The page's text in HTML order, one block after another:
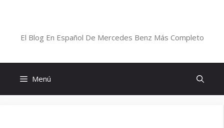
El Blog En Español De Mercedes Benz Más Completo
Menú